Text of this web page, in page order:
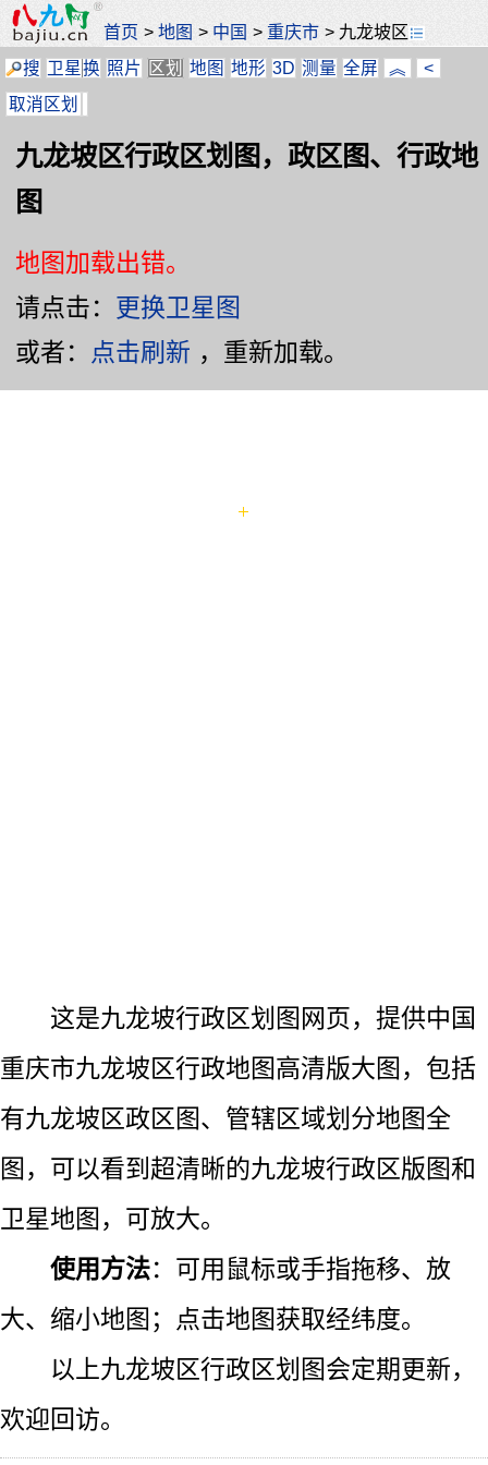
首页 >地图 > 中国 >重庆市 > 九龙坡区
搜 卫星换 照片 区划 地图 地形 3D 测量 全屏 ︽
<
取消区划
九龙坡区行政区划图，政区图、行政地
图
地图加载出错。
请点击： 更换卫星图
或者：
点击刷新 ，重新加载。
这是九龙坡行政区划图网页，提供中国
重庆市九龙坡区行政地图高清版大图，包括
有九龙坡区政区图、管辖区域划分地图全
图，可以看到超清晰的九龙坡行政区版图和
卫星地图，可放大。
使用方法：可用鼠标或手指拖移、放
大、缩小地图；点击地图获取经纬度。
以上九龙坡区行政区划图会定期更新，
欢迎回访。